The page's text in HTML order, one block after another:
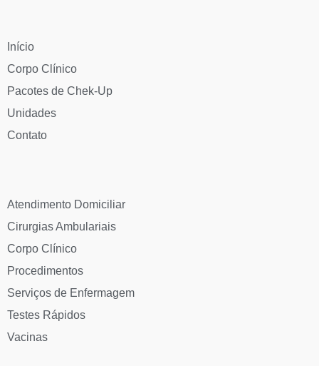
Início
Corpo Clínico
Pacotes de Chek-Up
Unidades
Contato
Atendimento Domiciliar
Cirurgias Ambulariais
Corpo Clínico
Procedimentos
Serviços de Enfermagem
Testes Rápidos
Vacinas